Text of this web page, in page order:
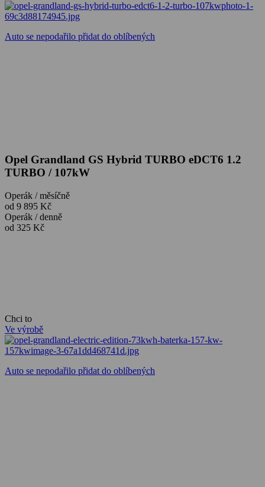
Auto se nepodařilo přidat do oblíbených
Opel Grandland GS Hybrid TURBO eDCT6 1.2
TURBO / 107kW
Operák / měsíčně
od 9 895 Kč
Operák / denně
od 325 Kč
Chci to
Ve výrobě
Auto se nepodařilo přidat do oblíbených